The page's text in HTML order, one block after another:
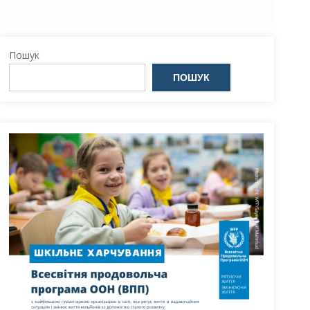
Пошук
ПОШУК